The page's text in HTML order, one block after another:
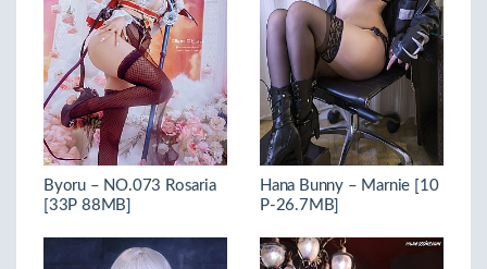
Byoru – NO.073 Rosaria
[33P 88MB]
Hana Bunny – Marnie [10
P-26.7MB]